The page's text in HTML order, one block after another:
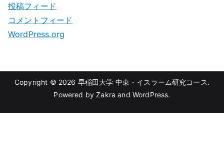
投稿フィード
コメントフィード
WordPress.org
Copyright © 2026 早稲田大学 中東・イスラーム研究コース.
Powered byZakra and WordPress.